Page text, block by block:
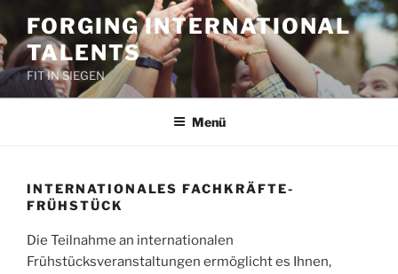
Inhalt
springen
FORGING INTERNATIONAL
TALENTS
FIT IN SIEGEN
Menü
INTERNATIONALES FACHKRÄFTE-
FRÜHSTÜCK
Die Teilnahme an internationalen
Frühstücksveranstaltungen ermöglicht es Ihnen,